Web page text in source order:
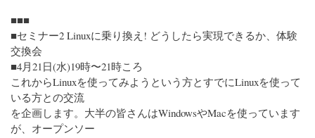
■■■
■セミナー2 Linuxに乗り換え! どうしたら実現できるか、体験
交換会
■4月21日(水)19時〜21時ころ
これからLinuxを使ってみようという方とすでにLinuxを使って
いる方との交流
を企画します。大半の皆さんはWindowsやMacを使っています
が、オープンソー